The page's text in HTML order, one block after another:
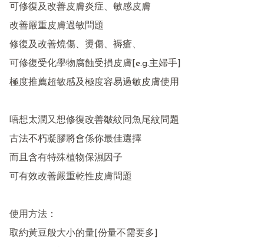
可修復及改善皮膚炎症、敏感皮膚
改善嚴重皮膚過敏問題
修復及改善燒傷、燙傷、褥瘡、
可修復受化學物腐蝕受損皮膚[e.g.主婦手]
極度推薦超敏感及極度容易過敏皮膚使用
唔想太潤又想修復改善皺紋同魚尾紋問題
古法不朽凝膠將會係你最佳選擇
而且含有特殊植物保濕因子
可有效改善嚴重乾性皮膚問題
使用方法：
取約黃豆般大小的量[份量不需要多]